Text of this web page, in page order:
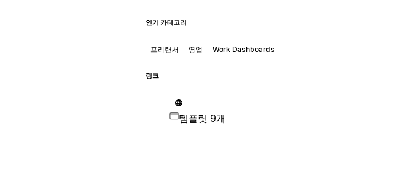
인기 카테고리
프리랜서 영업 Work Dashboards
링크
템플릿 9개